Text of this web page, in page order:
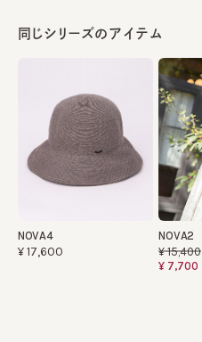
同じシリーズのアイテム
NOVA4
¥17,600
NOVA2
¥15,400
¥7,700